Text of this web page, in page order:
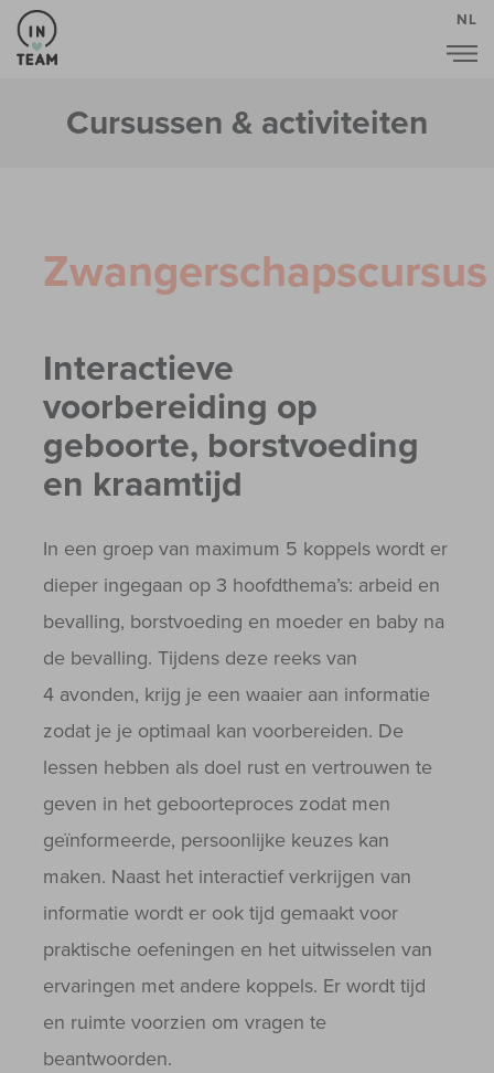
NL
Cursussen & activiteiten
Zwangerschapscursus
Interactieve
voorbereiding op
geboorte, borstvoeding
en kraamtijd
In een groep van maximum 5 koppels wordt er
dieper ingegaan op 3 hoofdthema’s: arbeid en
bevalling, borstvoeding en moeder en baby na
de bevalling. Tijdens deze reeks van
4 avonden, krijg je een waaier aan informatie
zodat je je optimaal kan voorbereiden. De
lessen hebben als doel rust en vertrouwen te
geven in het geboorteproces zodat men
geïnformeerde, persoonlijke keuzes kan
maken. Naast het interactief verkrijgen van
informatie wordt er ook tijd gemaakt voor
praktische oefeningen en het uitwisselen van
ervaringen met andere koppels. Er wordt tijd
en ruimte voorzien om vragen te
beantwoorden.